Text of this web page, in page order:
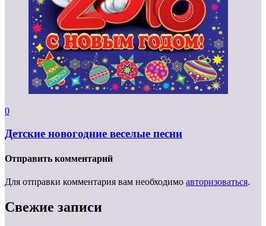
0
Детские новогодние веселые песни
Отправить комментарий
Для отправки комментария вам необходимо авторизоваться.
Свежие записи